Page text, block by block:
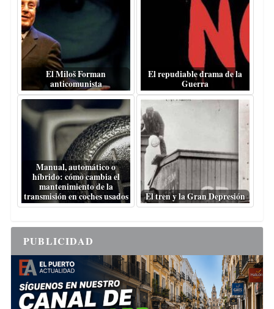
El Miloš Forman
anticomunista
El repudiable drama de la
Guerra
Manual, automático o
híbrido: cómo cambia el
mantenimiento de la
transmisión en coches usados
El tren y la Gran Depresión
PUBLICIDAD